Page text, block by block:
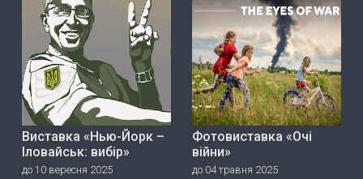
Виставка «Нью-Йорк –
Іловайськ: вибір»
до 10 вересня 2025
Фотовиставка «Очі
війни»
до 04 травня 2025